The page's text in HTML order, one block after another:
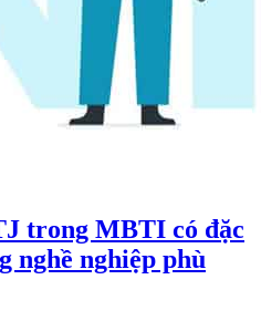
trong MBTI có đặc
nghề nghiệp phù